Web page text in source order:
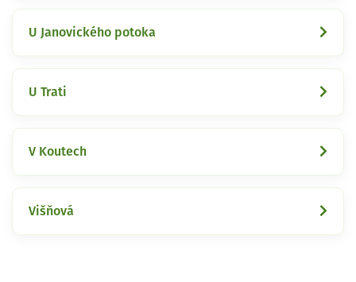
U Janovického potoka
U Trati
V Koutech
Višňová